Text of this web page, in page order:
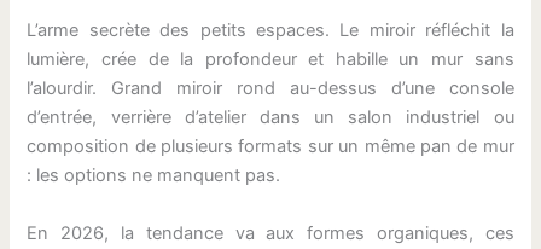
L’arme secrète des petits espaces. Le miroir réfléchit la
lumière, crée de la profondeur et habille un mur sans
l’alourdir. Grand miroir rond au-dessus d’une console
d’entrée, verrière d’atelier dans un salon industriel ou
composition de plusieurs formats sur un même pan de mur
: les options ne manquent pas.
En 2026, la tendance va aux formes organiques, ces